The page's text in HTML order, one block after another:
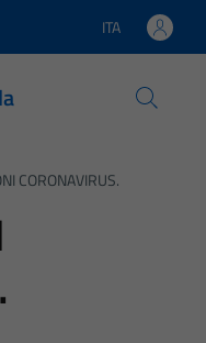
Lingua attiva:
ITA
CORONAVIRUS.